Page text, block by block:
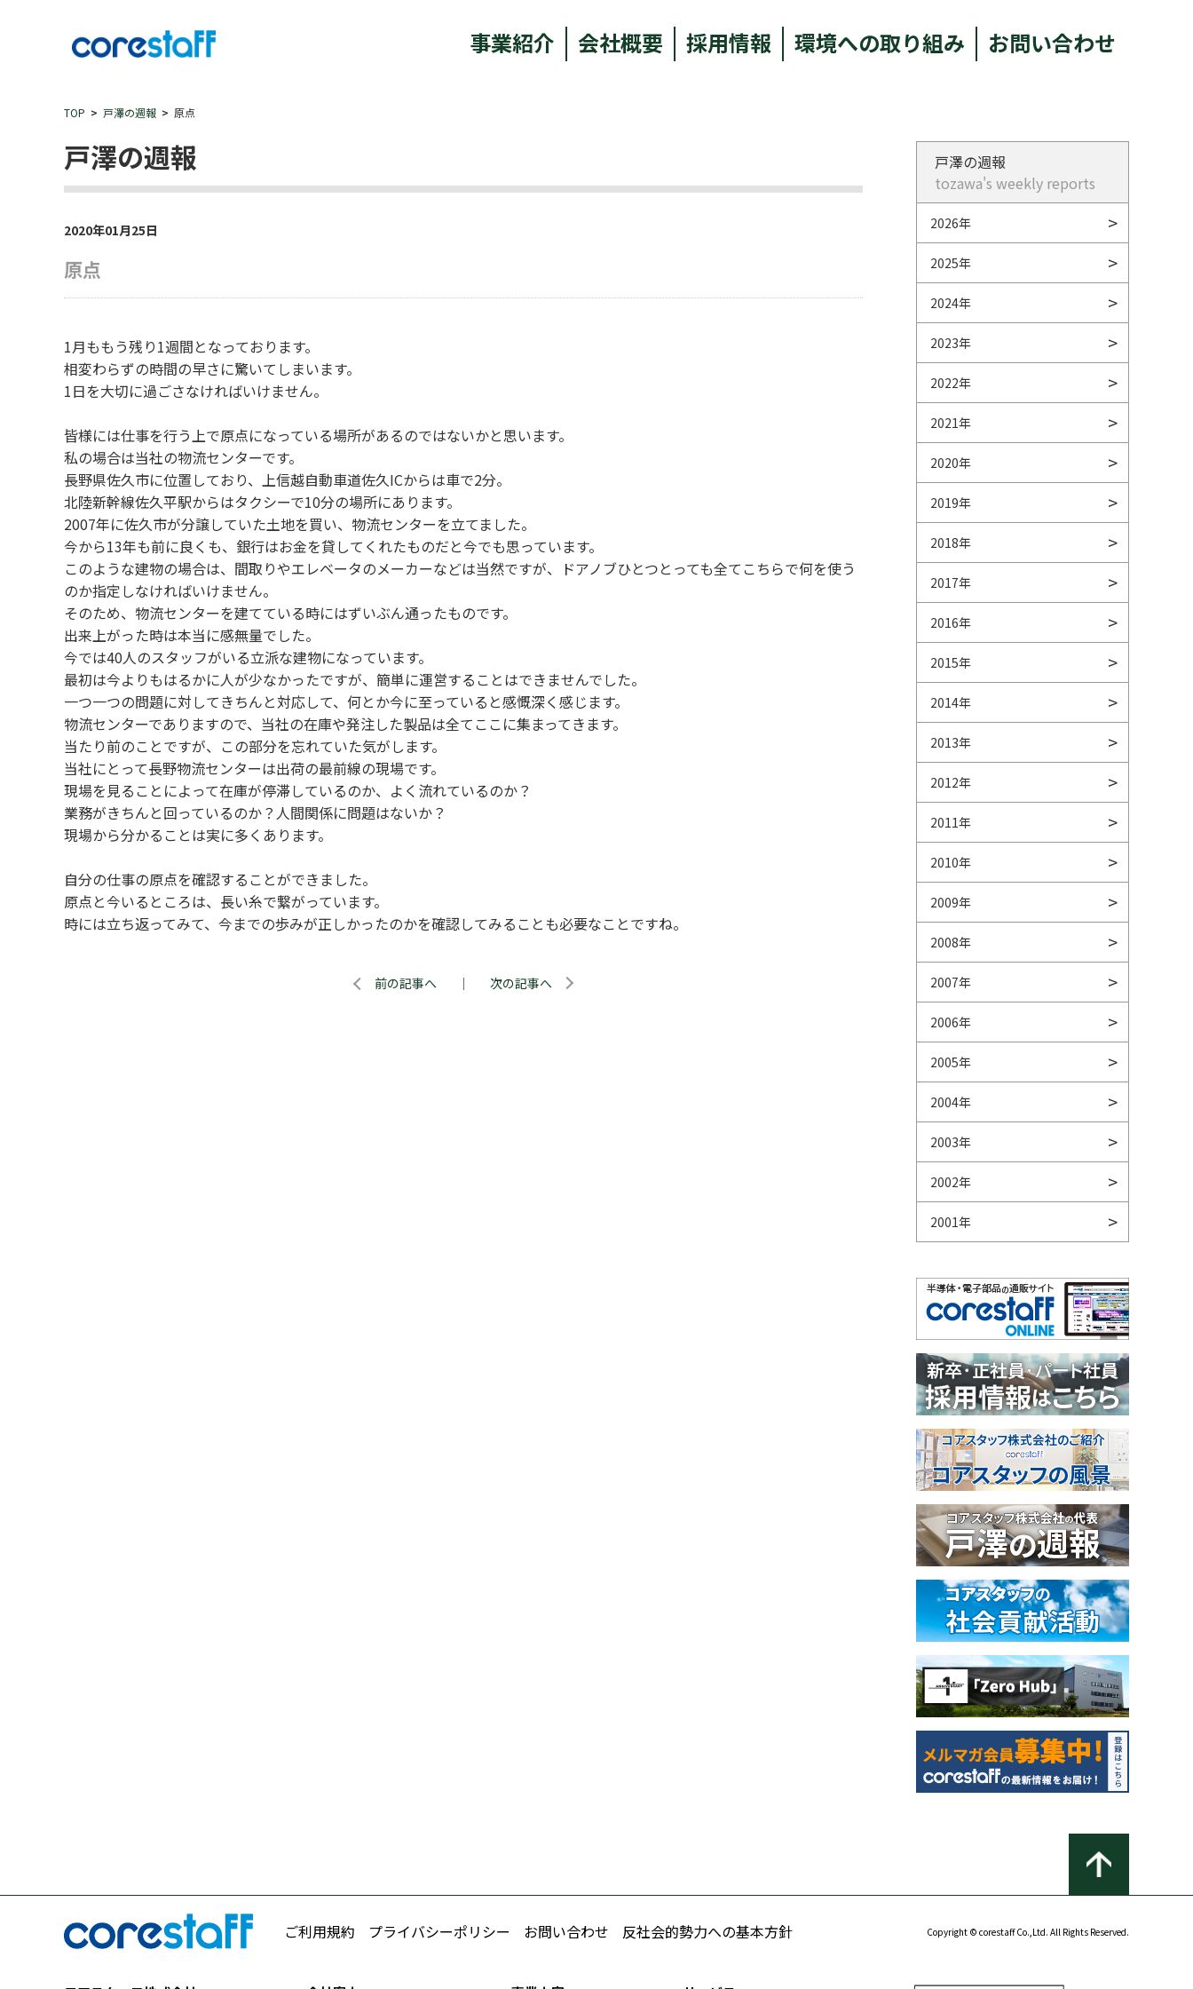
事業紹介 会社概要 採用情報 環境への取り組み お問い合わせ
TOP 戸澤の週報 原点
戸澤の週報
2020年01月25日
原点
1月ももう残り1週間となっております。
相変わらずの時間の早さに驚いてしまいます。
1日を大切に過ごさなければいけません。
皆様には仕事を行う上で原点になっている場所があるのではないかと思います。
私の場合は当社の物流センターです。
長野県佐久市に位置しており、上信越自動車道佐久ICからは車で2分。
北陸新幹線佐久平駅からはタクシーで10分の場所にあります。
2007年に佐久市が分譲していた土地を買い、物流センターを立てました。
今から13年も前に良くも、銀行はお金を貸してくれたものだと今でも思っています。
このような建物の場合は、間取りやエレベータのメーカーなどは当然ですが、ドアノブひとつとっても全てこちらで何を使う
のか指定しなければいけません。
そのため、物流センターを建てている時にはずいぶん通ったものです。
出来上がった時は本当に感無量でした。
今では40人のスタッフがいる立派な建物になっています。
最初は今よりもはるかに人が少なかったですが、簡単に運営することはできませんでした。
一つ一つの問題に対してきちんと対応して、何とか今に至っていると感慨深く感じます。
物流センターでありますので、当社の在庫や発注した製品は全てここに集まってきます。
当たり前のことですが、この部分を忘れていた気がします。
当社にとって長野物流センターは出荷の最前線の現場です。
現場を見ることによって在庫が停滞しているのか、よく流れているのか？
業務がきちんと回っているのか？人間関係に問題はないか？
現場から分かることは実に多くあります。
自分の仕事の原点を確認することができました。
原点と今いるところは、長い糸で繋がっています。
時には立ち返ってみて、今までの歩みが正しかったのかを確認してみることも必要なことですね。
前の記事へ ｜ 次の記事へ
戸澤の週報
tozawa's weekly reports
2026年
2025年
2024年
2023年
2022年
2021年
2020年
2019年
2018年
2017年
2016年
2015年
2014年
2013年
2012年
2011年
2010年
2009年
2008年
2007年
2006年
2005年
2004年
2003年
2002年
2001年
ご利用規約 プライバシーポリシー お問い合わせ 反社会的勢力への基本方針 Copyright © corestaff Co.,Ltd. All Rights Reserved.